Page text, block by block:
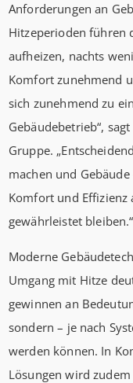
Anforderungen an
Hitzeperioden führen
aufheizen, nachts
Komfort zunehmend
sich zunehmend zu
Gebäudebetrieb“,
Gruppe.
machen und
Komfort und Effizienz
gewährleistet bleiben.“
Moderne
Umgang mit Hitze
gewinnen an
sondern – je nach
werden können. In
Lösungen wird